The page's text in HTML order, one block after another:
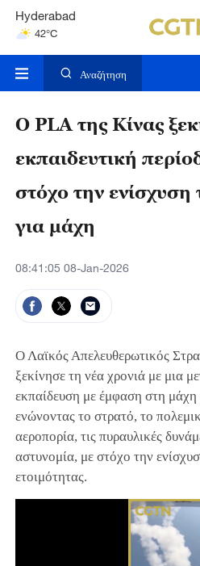
Hyderabad
42°C
Mumbai
Αναζήτηση
Ο PLA της Κίνας
εκπαιδευτική
στόχο την ενίσχυση
για μάχη
08:41:05 08-Jan-2026
Ο Λαϊκός Απελευθερωτικός
ξεκίνησε τη νέα χρονιά με μια
εκπαίδευση με έμφαση στη μάχη
ενώνοντας το στρατό, το
αεροπορία, τις πυραυλικές
αστυνομία, με στόχο την
ετοιμότητας.